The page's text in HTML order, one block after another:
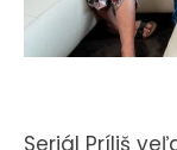
Seriál Príliš